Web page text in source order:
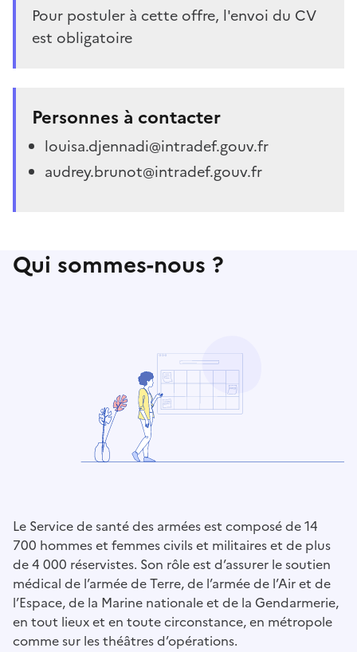
Pour postuler à cette offre, l'envoi du CV
est obligatoire
Personnes à contacter
louisa.djennadi@intradef.gouv.fr
audrey.brunot@intradef.gouv.fr
Qui sommes-nous ?
Le Service de santé des armées est composé de 14
700 hommes et femmes civils et militaires et de plus
de 4 000 réservistes. Son rôle est d’assurer le soutien
médical de l’armée de Terre, de l’armée de l’Air et de
l’Espace, de la Marine nationale et de la Gendarmerie,
en tout lieux et en toute circonstance, en métropole
comme sur les théâtres d’opérations.